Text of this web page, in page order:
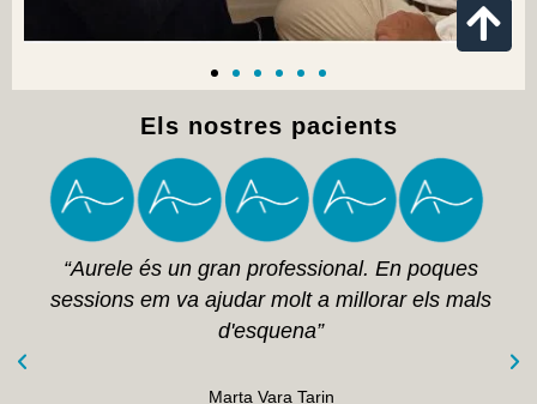
Els nostres pacients
“Aurele és un gran professional. En poques
sessions em va ajudar molt a millorar els mals
d'esquena”
Marta Vara Tarin